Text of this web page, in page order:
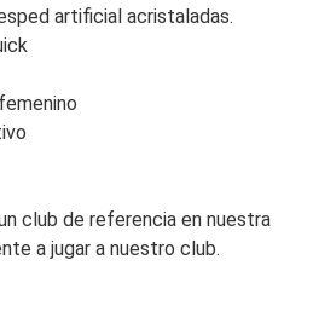
artificial acristaladas.
club de referencia en nuestra
a jugar a nuestro club.